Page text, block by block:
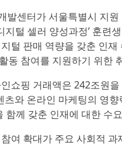
발센터가 서울특별시 지
지털 셀러 양성과정’ 훈련
털 판매 역량을 갖춘 인재
동 참여를 지원하기 위한
쇼핑 거래액은 242조원
츠와 온라인 마케팅의 영
함께 갖춘 인재에 대한 수
여 확대가 주요 사회적